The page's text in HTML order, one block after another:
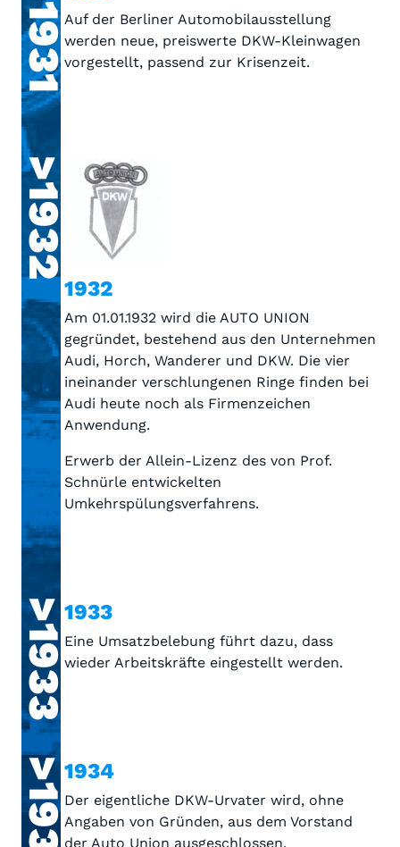
>1931Auf der Berliner Automobilausstellung
werden neue, preiswerte DKW-Kleinwagen
vorgestellt, passend zur Krisenzeit.
>1932
1932
Am 01.01.1932 wird die AUTO UNION
gegründet, bestehend aus den Unternehmen
Audi, Horch, Wanderer und DKW. Die vier
ineinander verschlungenen Ringe finden bei
Audi heute noch als Firmenzeichen
Anwendung.
Erwerb der Allein-Lizenz des von Prof.
Schnürle entwickelten
Umkehrspülungsverfahrens.
>19331933
Eine Umsatzbelebung führt dazu, dass
wieder Arbeitskräfte eingestellt werden.
>19341934
Der eigentliche DKW-Urvater wird, ohne
Angaben von Gründen, aus dem Vorstand
der Auto Union ausgeschlossen.